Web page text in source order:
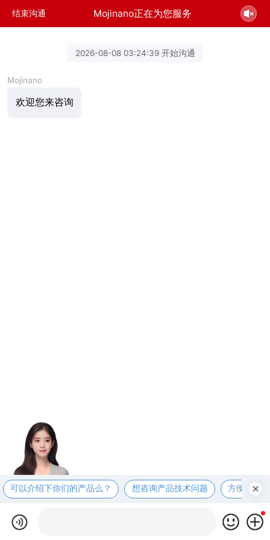
结束沟通 Mojinano正在为您服务
2026-08-08 03:24:39 开始沟通
Mojinano
欢迎您来咨询
可以介绍下你们的产品么？ 想咨询产品技术问题 方便电话